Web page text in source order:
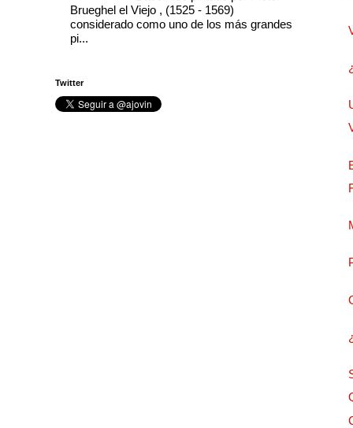
Brueghel el Viejo , (1525 - 1569)
considerado como uno de los más grandes
pi...
Twitter